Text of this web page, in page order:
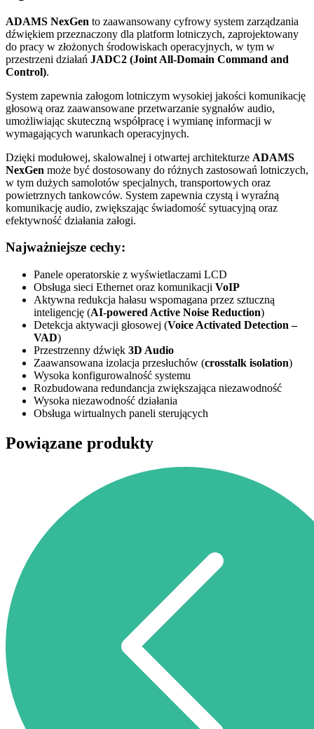
ADAMS NexGen to zaawansowany cyfrowy system zarządzania
dźwiękiem przeznaczony dla platform lotniczych, zaprojektowany
do pracy w złożonych środowiskach operacyjnych, w tym w
przestrzeni działań JADC2 (Joint All-Domain Command and
Control).
System zapewnia załogom lotniczym wysokiej jakości komunikację
głosową oraz zaawansowane przetwarzanie sygnałów audio,
umożliwiając skuteczną współpracę i wymianę informacji w
wymagających warunkach operacyjnych.
Dzięki modułowej, skalowalnej i otwartej architekturze ADAMS
NexGen może być dostosowany do różnych zastosowań lotniczych,
w tym dużych samolotów specjalnych, transportowych oraz
powietrznych tankowców. System zapewnia czystą i wyraźną
komunikację audio, zwiększając świadomość sytuacyjną oraz
efektywność działania załogi.
Najważniejsze cechy:
Panele operatorskie z wyświetlaczami LCD
Obsługa sieci Ethernet oraz komunikacji VoIP
Aktywna redukcja hałasu wspomagana przez sztuczną
inteligencję (AI-powered Active Noise Reduction)
Detekcja aktywacji głosowej (Voice Activated Detection –
VAD)
Przestrzenny dźwięk 3D Audio
Zaawansowana izolacja przesłuchów (crosstalk isolation)
Wysoka konfigurowalność systemu
Rozbudowana redundancja zwiększająca niezawodność
Wysoka niezawodność działania
Obsługa wirtualnych paneli sterujących
Powiązane produkty